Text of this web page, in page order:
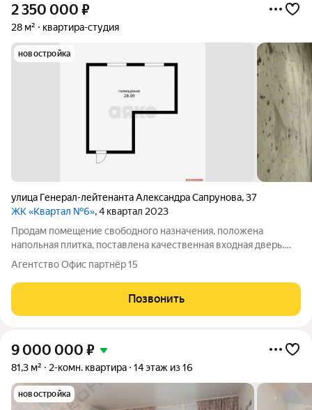
2 350 000 ₽
28 м² квартира-студия
новостройка
улица Генерал-лейтенанта Александра Сапрунова,37
ЖК «Квартал №6», 4 квартал 2023
Продам помещение свободного назначения, положена
напольная плитка, поставлена качественная входная дверь.
Помещение находится в оживленном районе с высокой
проходимостью, рядом есть дорога и автобусные остановки.
Арт.1017943580
Агентство Офис партнёр 15
Позвонить
9 000 000 ₽
81,3 м² 2-комн. квартира 14 этаж из 16
новостройка